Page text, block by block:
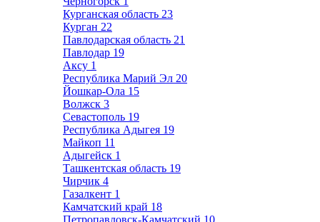
Курганская область 23
Курган 22
Павлодарская область 21
Павлодар 19
Аксу 1
Республика Марий Эл 20
Йошкар-Ола 15
Волжск 3
Севастополь 19
Республика Адыгея 19
Майкоп 11
Адыгейск 1
Ташкентская область 19
Чирчик 4
Газалкент 1
Камчатский край 18
Петропавловск-Камчатский 10